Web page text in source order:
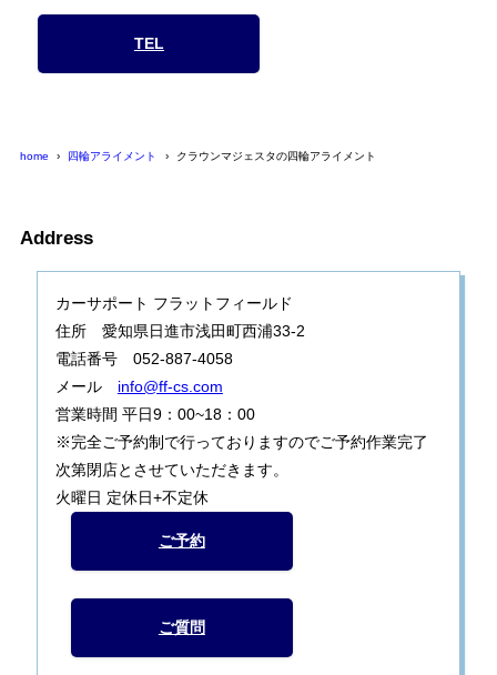
TEL
home 四輪アライメント クラウンマジェスタの四輪アライメント
Address
カーサポート フラットフィールド
住所 愛知県日進市浅田町西浦33-2
電話番号 052-887-4058
メール info@ff-cs.com
営業時間 平日9：00~18：00
※完全ご予約制で行っておりますのでご予約作業完了
次第閉店とさせていただきます。
火曜日 定休日+不定休
ご予約
ご質問